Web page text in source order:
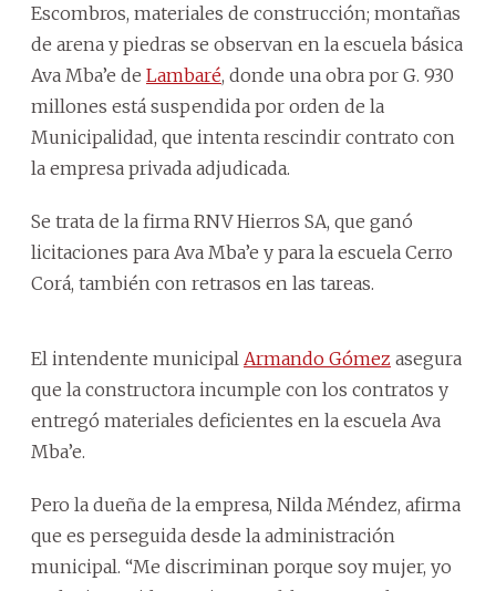
Escombros, materiales de construcción; montañas
de arena y piedras se observan en la escuela básica
Ava Mba’e de Lambaré, donde una obra por G. 930
millones está suspendida por orden de la
Municipalidad, que intenta rescindir contrato con
la empresa privada adjudicada.
Se trata de la firma RNV Hierros SA, que ganó
licitaciones para Ava Mba’e y para la escuela Cerro
Corá, también con retrasos en las tareas.
El intendente municipal Armando Gómez asegura
que la constructora incumple con los contratos y
entregó materiales deficientes en la escuela Ava
Mba’e.
Pero la dueña de la empresa, Nilda Méndez, afirma
que es perseguida desde la administración
municipal. “Me discriminan porque soy mujer, yo